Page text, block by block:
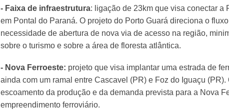
- Faixa de infraestrutura: ligação de 23km que visa conectar a
em Pontal do Paraná. O projeto do Porto Guará direciona o
necessidade de abertura de nova via de acesso na região,
sobre o turismo e sobre a área de floresta atlântica.
- Nova Ferroeste: projeto que visa implantar uma estrada de
ainda com um ramal entre Cascavel (PR) e Foz do Iguaçu
escoamento da produção e da demanda prevista para a Nova
empreendimento ferroviário.